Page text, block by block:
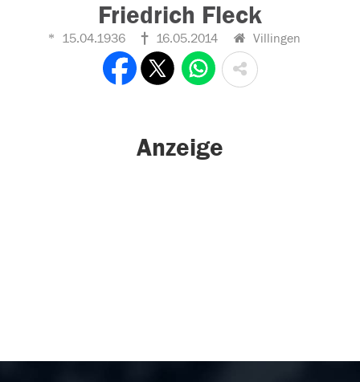
Friedrich Fleck
15.04.1936 16.05.2014 Villingen
Anzeige